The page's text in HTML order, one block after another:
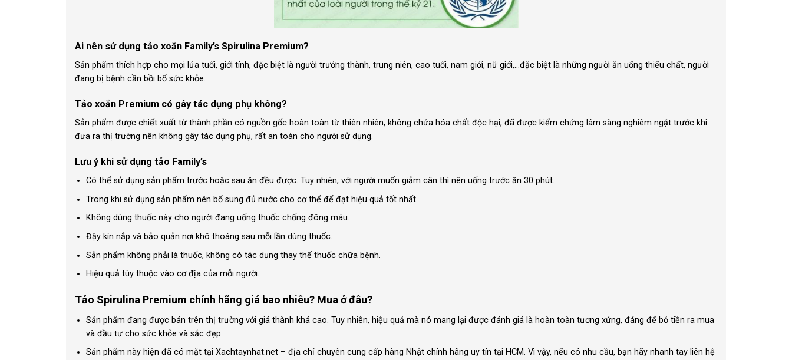
Ai nên sử dụng tảo xoắn Family’s Spirulina Premium?
Sản phẩm thích hợp cho mọi lứa tuổi, giới tính, đặc biệt là người trưởng thành, trung niên, cao tuổi, nam giới, nữ giới,…đặc biệt là những người ăn uống thiếu chất, người
đang bị bệnh cần bồi bổ sức khỏe.
Tảo xoắn Premium có gây tác dụng phụ không?
Sản phẩm được chiết xuất từ thành phần có nguồn gốc hoàn toàn từ thiên nhiên, không chứa hóa chất độc hại, đã được kiểm chứng lâm sàng nghiêm ngặt trước khi
đưa ra thị trường nên không gây tác dụng phụ, rất an toàn cho người sử dụng.
Lưu ý khi sử dụng tảo Family’s
Có thể sử dụng sản phẩm trước hoặc sau ăn đều được. Tuy nhiên, với người muốn giảm cân thì nên uống trước ăn 30 phút.
Trong khi sử dụng sản phẩm nên bổ sung đủ nước cho cơ thể để đạt hiệu quả tốt nhất.
Không dùng thuốc này cho người đang uống thuốc chống đông máu.
Đậy kín nắp và bảo quản nơi khô thoáng sau mỗi lần dùng thuốc.
Sản phẩm không phải là thuốc, không có tác dụng thay thế thuốc chữa bệnh.
Hiệu quả tùy thuộc vào cơ địa của mỗi người.
Tảo Spirulina Premium chính hãng giá bao nhiêu? Mua ở đâu?
Sản phẩm đang được bán trên thị trường với giá thành khá cao. Tuy nhiên, hiệu quả mà nó mang lại được đánh giá là hoàn toàn tương xứng, đáng để bỏ tiền ra mua
và đầu tư cho sức khỏe và sắc đẹp.
Sản phẩm này hiện đã có mặt tại Xachtaynhat.net – địa chỉ chuyên cung cấp hàng Nhật chính hãng uy tín tại HCM. Vì vậy, nếu có nhu cầu, bạn hãy nhanh tay liên hệ